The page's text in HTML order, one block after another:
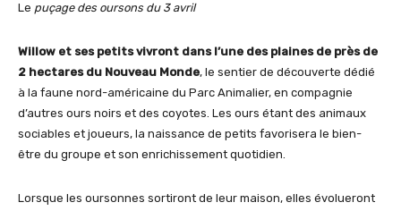
Le puçage des oursons du 3 avril
Willow et ses petits vivront dans l’une des plaines de près de
2 hectares du Nouveau Monde, le sentier de découverte dédié
à la faune nord-américaine du Parc Animalier, en compagnie
d’autres ours noirs et des coyotes. Les ours étant des animaux
sociables et joueurs, la naissance de petits favorisera le bien-
être du groupe et son enrichissement quotidien.
Lorsque les oursonnes sortiront de leur maison, elles évolueront